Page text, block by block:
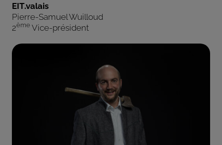
EIT.valais
Pierre-Samuel Wuilloud
2ème Vice-président